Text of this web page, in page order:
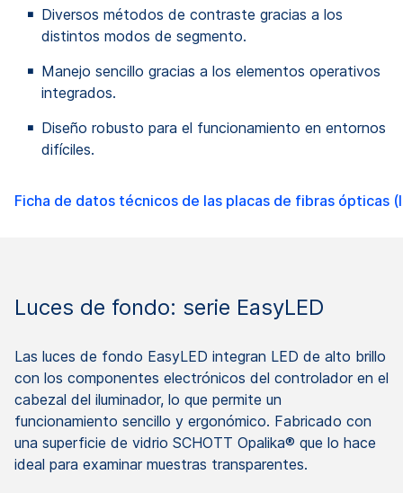
Diversos métodos de contraste gracias a los
distintos modos de segmento.
Manejo sencillo gracias a los elementos operativos
integrados.
Diseño robusto para el funcionamiento en entornos
difíciles.
Ficha de datos técnicos de las placas de fibras ópticas
Luces de fondo: serie EasyLED
Las luces de fondo EasyLED integran LED de alto brillo
con los componentes electrónicos del controlador en el
cabezal del iluminador, lo que permite un
funcionamiento sencillo y ergonómico. Fabricado con
una superficie de vidrio SCHOTT Opalika® que lo hace
ideal para examinar muestras transparentes.